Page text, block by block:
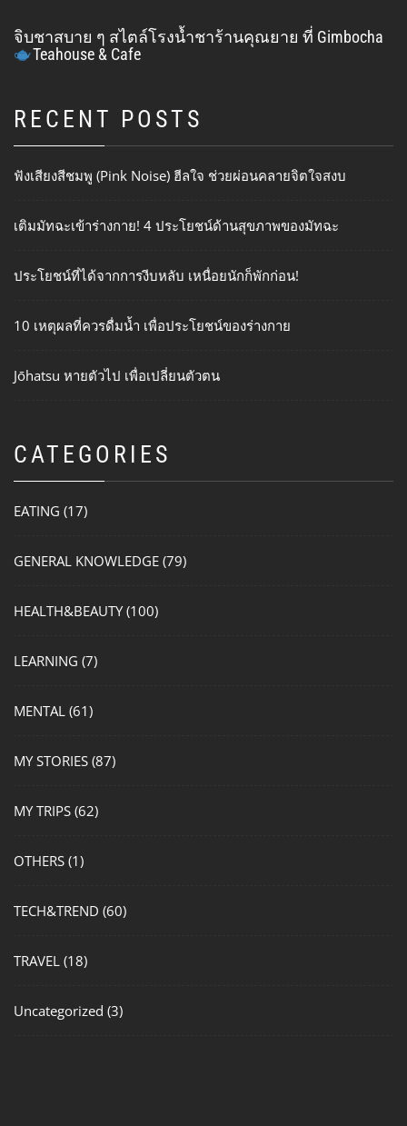
จิบชาสบาย ๆ สไตล์โรงน้ำชาร้านคุณยาย ที่ Gimbocha
Teahouse & Cafe
RECENT POSTS
ฟังเสียงสีชมพู (Pink Noise) ฮีลใจ ช่วยผ่อนคลายจิตใจสงบ
เติมมัทฉะเข้าร่างกาย! 4 ประโยชน์ด้านสุขภาพของมัทฉะ
ประโยชน์ที่ได้จากการงีบหลับ เหนื่อยนักก็พักก่อน!
10 เหตุผลที่ควรดื่มน้ำ เพื่อประโยชน์ของร่างกาย
Jōhatsu หายตัวไป เพื่อเปลี่ยนตัวตน
CATEGORIES
EATING (17)
GENERAL KNOWLEDGE (79)
HEALTH&BEAUTY(100)
LEARNING (7)
MENTAL (61)
MY STORIES (87)
MY TRIPS (62)
OTHERS (1)
TECH&TREND (60)
TRAVEL (18)
Uncategorized (3)